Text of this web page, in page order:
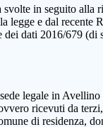
in seguito alla
legge e dal recente
dati 2016/679 (di
legale in
ricevuti da
di residenza,